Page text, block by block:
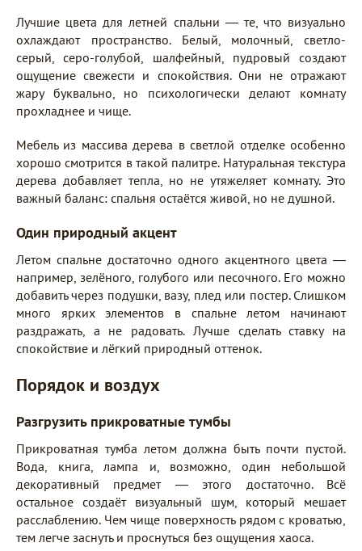
Лучшие цвета для летней спальни — те, что визуально
охлаждают пространство. Белый, молочный, светло-
серый, серо-голубой, шалфейный, пудровый создают
ощущение свежести и спокойствия. Они не отражают
жару буквально, но психологически делают комнату
прохладнее и чище.
Мебель из массива дерева в светлой отделке особенно
хорошо смотрится в такой палитре. Натуральная текстура
дерева добавляет тепла, но не утяжеляет комнату. Это
важный баланс: спальня остаётся живой, но не душной.
Один природный акцент
Летом спальне достаточно одного акцентного цвета —
например, зелёного, голубого или песочного. Его можно
добавить через подушки, вазу, плед или постер. Слишком
много ярких элементов в спальне летом начинают
раздражать, а не радовать. Лучше сделать ставку на
спокойствие и лёгкий природный оттенок.
Порядок и воздух
Разгрузить прикроватные тумбы
Прикроватная тумба летом должна быть почти пустой.
Вода, книга, лампа и, возможно, один небольшой
декоративный предмет — этого достаточно. Всё
остальное создаёт визуальный шум, который мешает
расслаблению. Чем чище поверхность рядом с кроватью,
тем легче заснуть и проснуться без ощущения хаоса.